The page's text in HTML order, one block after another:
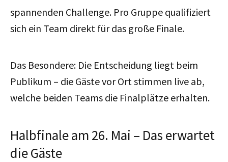
spannenden Challenge. Pro Gruppe qualifiziert
sich ein Team direkt für das große Finale.
Das Besondere: Die Entscheidung liegt beim
Publikum – die Gäste vor Ort stimmen live ab,
welche beiden Teams die Finalplätze erhalten.
Halbfinale am 26. Mai – Das erwartet
die Gäste